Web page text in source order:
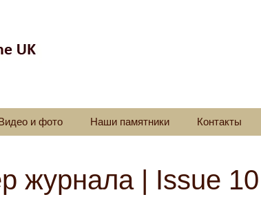
и фото Наши памятники Контакты
журнала | Issue